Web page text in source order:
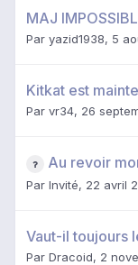
MAJ
Par yazid1938, 5
Kitkat est
Par vr34, 26
Au revoir
Par Invité, 22 avril
Vaut-il toujours
Par Dracoid, 2